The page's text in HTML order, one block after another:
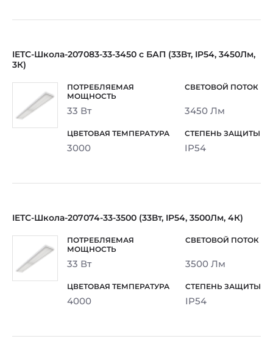
IETC-Школа-207083-33-3450 c БАП (33Вт, IP54, 3450Лм,
3К)
33 Вт 3450 Лм
3000 IP54
IETC-Школа-207074-33-3500 (33Вт, IP54, 3500Лм, 4К)
33 Вт 3500 Лм
4000 IP54